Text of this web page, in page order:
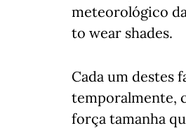
meteorológico
to wear shades.
Cada um destes
temporalmente,
força tamanha